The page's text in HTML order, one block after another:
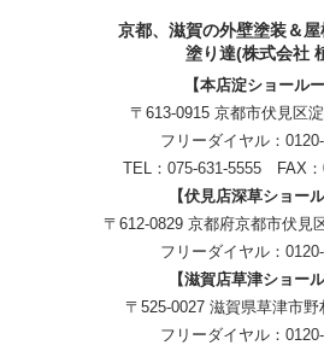
京都、滋賀の外壁塗装＆
塗り達(株式会社
【本店淀ショールー
〒613-0915 京都市伏見区
フリーダイヤル：
TEL： 075-631-5555 FAX：
【伏見店深草ショール
〒612-0829 京都府京都市伏見
フリーダイヤル：
【滋賀店草津ショール
〒525-0027 滋賀県草津市野
フリーダイヤル：